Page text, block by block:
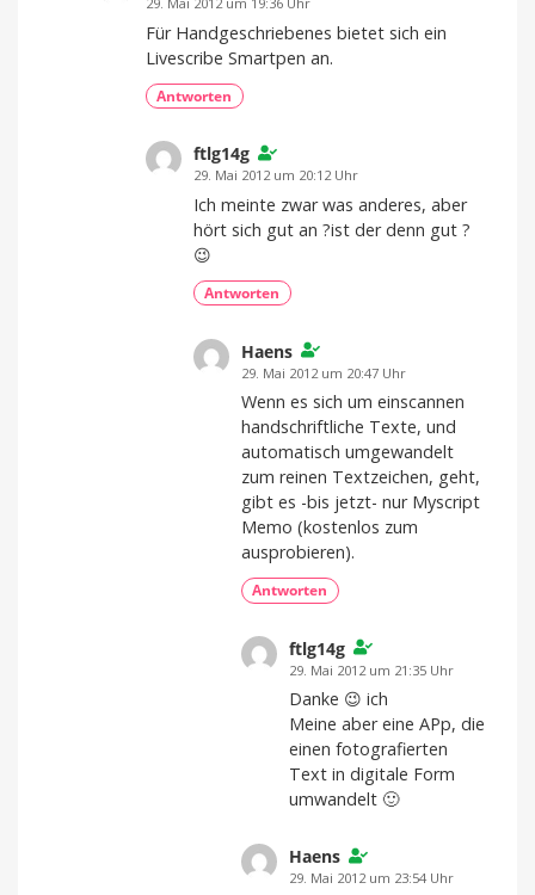
Für Handgeschriebenes bietet sich ein
Livescribe Smartpen an.
Antworten
ftlg14g
29. Mai 2012 um 20:12 Uhr
Ich meinte zwar was anderes, aber
hört sich gut an ?ist der denn gut ?
😉
Antworten
Haens
29. Mai 2012 um 20:47 Uhr
Wenn es sich um einscannen
handschriftliche Texte, und
automatisch umgewandelt
zum reinen Textzeichen, geht,
gibt es -bis jetzt- nur Myscript
Memo (kostenlos zum
ausprobieren).
Antworten
ftlg14g
29. Mai 2012 um 21:35 Uhr
Danke 😉 ich
Meine aber eine APp, die
einen fotografierten
Text in digitale Form
umwandelt 🙂
Haens
29. Mai 2012 um 23:54 Uhr